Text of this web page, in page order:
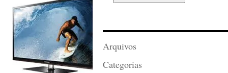
Arquivos
Categorias